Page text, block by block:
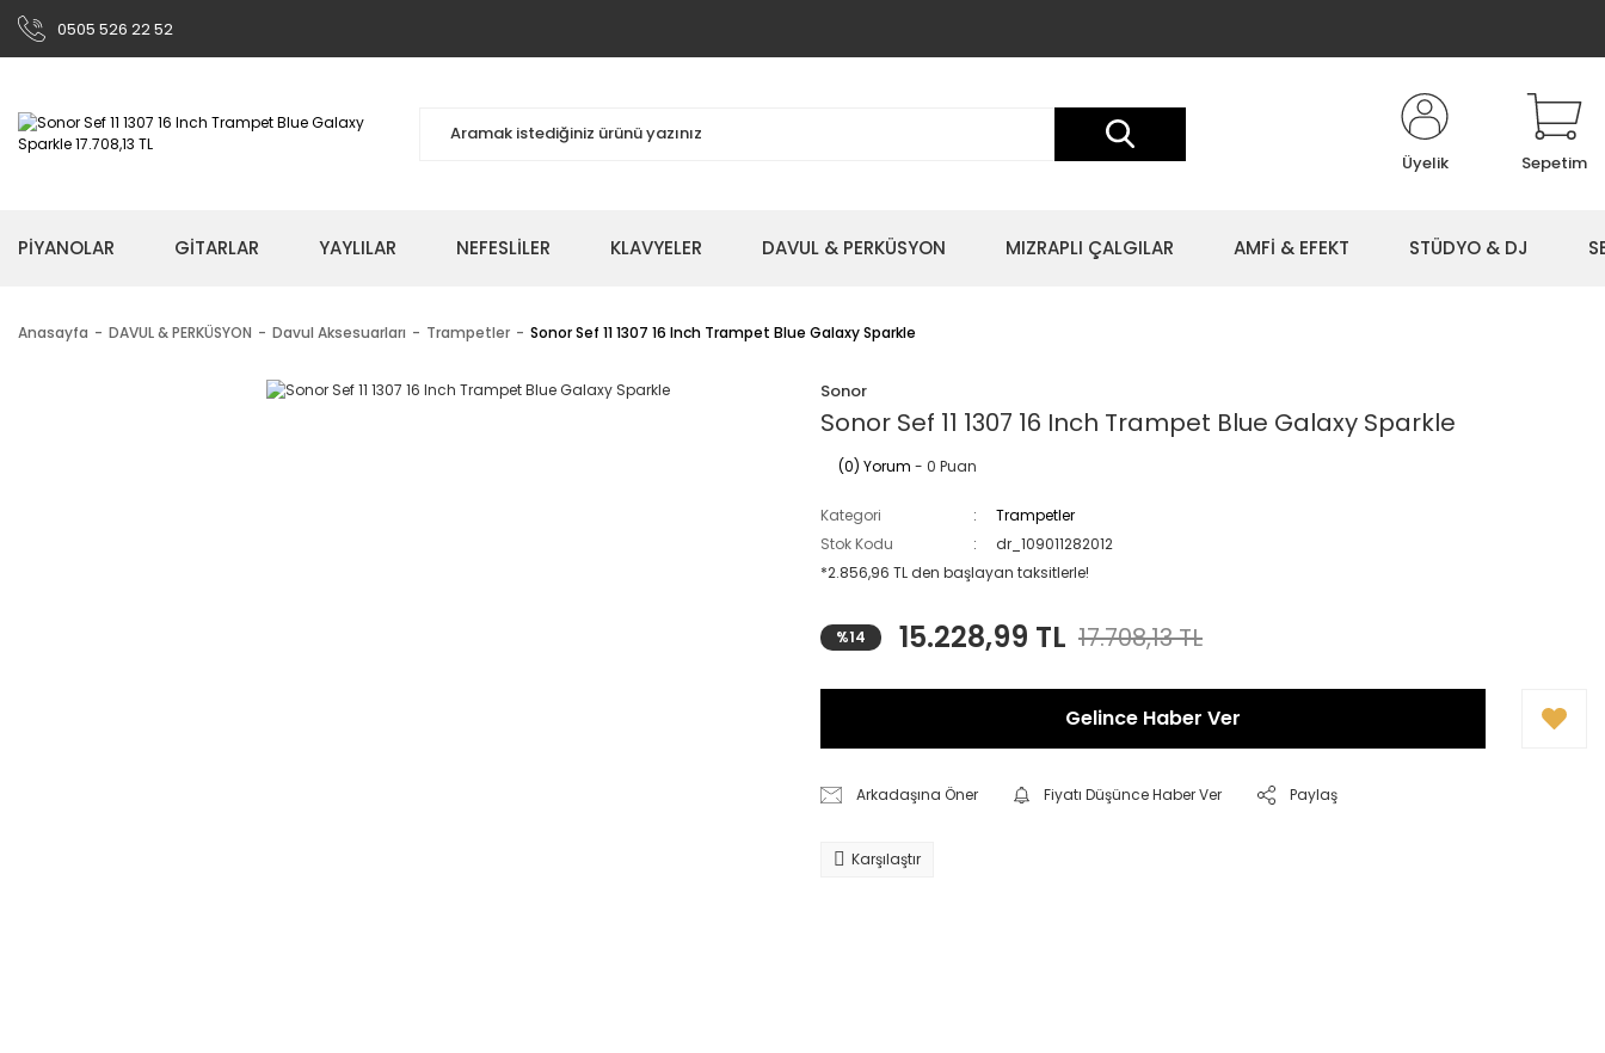
0505 526 22 52
Üyelik Sepetim
PİYANOLAR GİTARLAR YAYLILAR NEFESLİLER KLAVYELER DAVUL & PERKÜSYON MIZRAPLI ÇALGILAR AMFİ & EFEKT STÜDYO & DJ
Anasayfa DAVUL & PERKÜSYON Davul Aksesuarları Trampetler Sonor Sef 11 1307 16 Inch Trampet Blue Galaxy Sparkle
Sonor
Sonor Sef 11 1307 16 Inch Trampet Blue Galaxy Sparkle
(0) Yorum - 0 Puan
Kategori
Trampetler
Stok Kodu
dr_109011282012
*2.856,96 TL den başlayan taksitlerle!
%14 15.228,99 TL 17.708,13 TL
Gelince Haber Ver
Arkadaşına Öner Fiyatı Düşünce Haber Ver Paylaş
Karşılaştır